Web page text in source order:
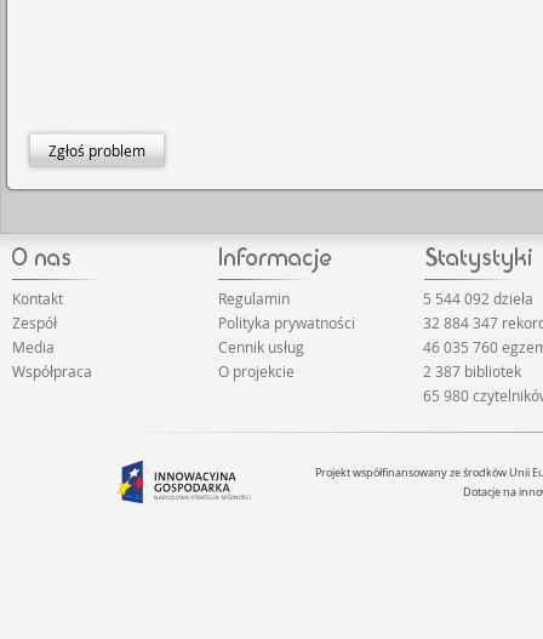
Zgłoś problem
Kontakt
Zespół
Media
Współpraca
Regulamin
Polityka prywatności
Cennik usług
O projekcie
5 544 092 dzieła
32 884 347
46 035 760
2 387 bibliotek
65 980
Projekt współfinansowany ze środków Unii
Dotacje na